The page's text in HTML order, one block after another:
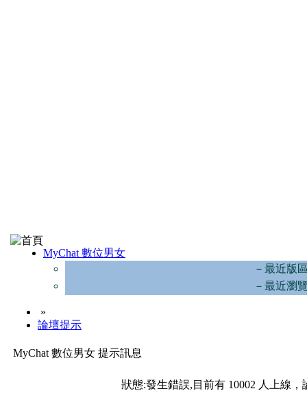
MyChat 數位男女
－最近版
－最近瀏
»
論壇提示
MyChat 數位男女 提示訊息
狀態:發生錯誤,目前有 10002 人上線